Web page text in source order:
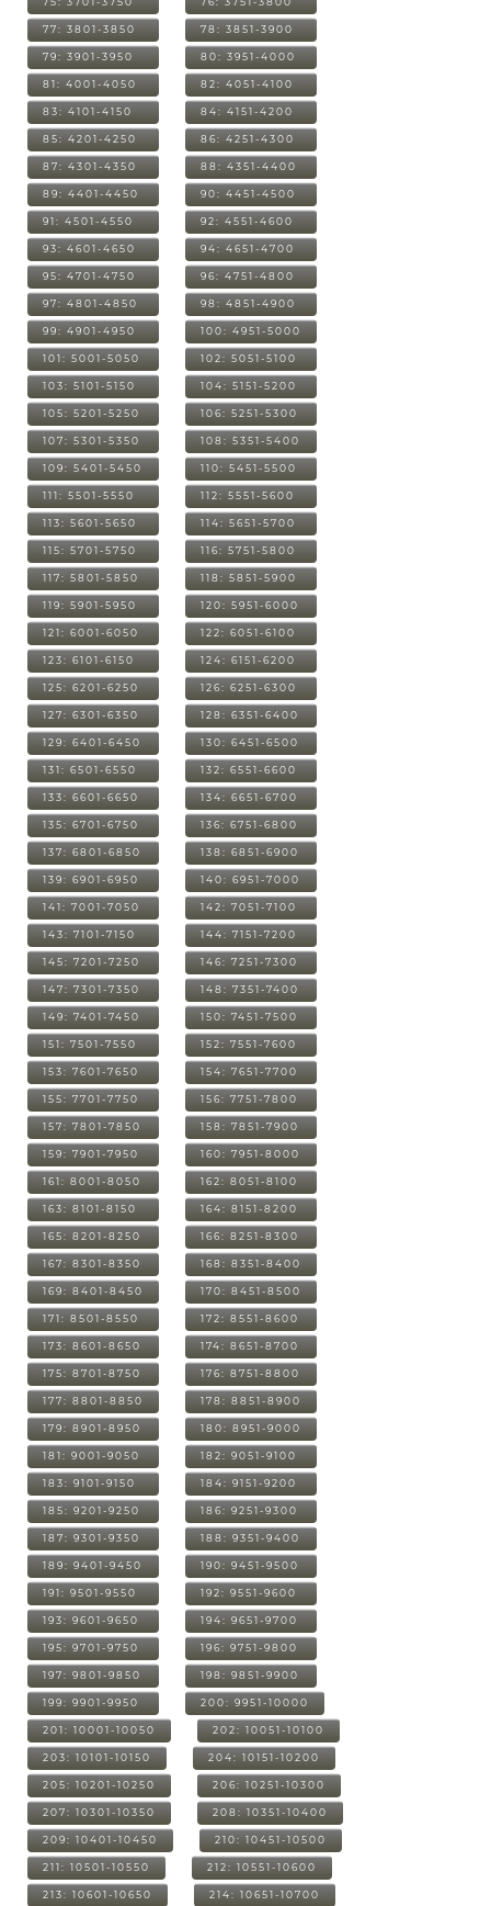
77: 3801-3850 78: 3851-3900
79: 3901-3950 80: 3951-4000
81: 4001-4050 82: 4051-4100
83: 4101-4150 84: 4151-4200
85: 4201-4250 86: 4251-4300
87: 4301-4350 88: 4351-4400
89: 4401-4450 90: 4451-4500
91: 4501-4550 92: 4551-4600
93: 4601-4650 94: 4651-4700
95: 4701-4750 96: 4751-4800
97: 4801-4850 98: 4851-4900
99: 4901-4950 100: 4951-5000
101: 5001-5050 102: 5051-5100
103: 5101-5150 104: 5151-5200
105: 5201-5250 106: 5251-5300
107: 5301-5350 108: 5351-5400
109: 5401-5450 110: 5451-5500
111: 5501-5550 112: 5551-5600
113: 5601-5650 114: 5651-5700
115: 5701-5750 116: 5751-5800
117: 5801-5850 118: 5851-5900
119: 5901-5950 120: 5951-6000
121: 6001-6050 122: 6051-6100
123: 6101-6150 124: 6151-6200
125: 6201-6250 126: 6251-6300
127: 6301-6350 128: 6351-6400
129: 6401-6450 130: 6451-6500
131: 6501-6550 132: 6551-6600
133: 6601-6650 134: 6651-6700
135: 6701-6750 136: 6751-6800
137: 6801-6850 138: 6851-6900
139: 6901-6950 140: 6951-7000
141: 7001-7050 142: 7051-7100
143: 7101-7150 144: 7151-7200
145: 7201-7250 146: 7251-7300
147: 7301-7350 148: 7351-7400
149: 7401-7450 150: 7451-7500
151: 7501-7550 152: 7551-7600
153: 7601-7650 154: 7651-7700
155: 7701-7750 156: 7751-7800
157: 7801-7850 158: 7851-7900
159: 7901-7950 160: 7951-8000
161: 8001-8050 162: 8051-8100
163: 8101-8150 164: 8151-8200
165: 8201-8250 166: 8251-8300
167: 8301-8350 168: 8351-8400
169: 8401-8450 170: 8451-8500
171: 8501-8550 172: 8551-8600
173: 8601-8650 174: 8651-8700
175: 8701-8750 176: 8751-8800
177: 8801-8850 178: 8851-8900
179: 8901-8950 180: 8951-9000
181: 9001-9050 182: 9051-9100
183: 9101-9150 184: 9151-9200
185: 9201-9250 186: 9251-9300
187: 9301-9350 188: 9351-9400
189: 9401-9450 190: 9451-9500
191: 9501-9550 192: 9551-9600
193: 9601-9650 194: 9651-9700
195: 9701-9750 196: 9751-9800
197: 9801-9850 198: 9851-9900
199: 9901-9950 200: 9951-10000
201: 10001-10050 202: 10051-10100
203: 10101-10150 204: 10151-10200
205: 10201-10250 206: 10251-10300
207: 10301-10350 208: 10351-10400
209: 10401-10450 210: 10451-10500
211: 10501-10550 212: 10551-10600
213: 10601-10650 214: 10651-10700